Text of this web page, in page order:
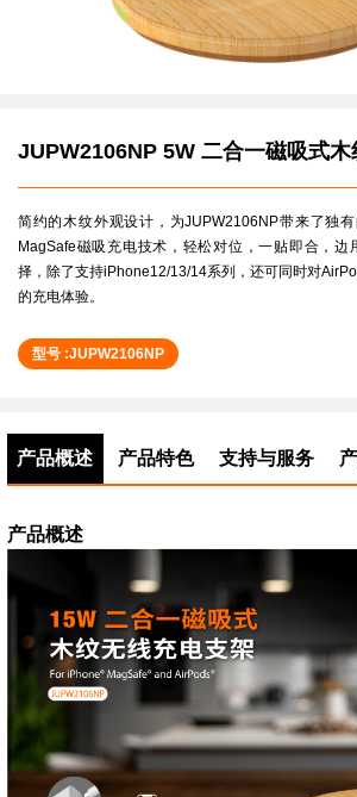
JUPW2106NP 5W 二合一磁吸式
简约的木纹外观设计，为JUPW2106NP带来了独
MagSafe磁吸充电技术，轻松对位，一贴即合，边
择，除了支持iPhone12/13/14系列，还可同时对
的充电体验。
型号 :JUPW2106NP
产品概述 产品特色 支持与服务
产品概述